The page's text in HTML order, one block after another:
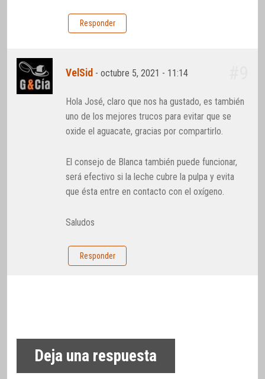
Responder
VelSid -octubre 5, 2021 - 11:14
Hola José, claro que nos ha gustado, es también
uno de los mejores trucos para evitar que se
oxide el aguacate, gracias por compartirlo.
El consejo de Blanca también puede funcionar,
será efectivo si la leche cubre la pulpa y evita
que ésta entre en contacto con el oxígeno.
Saludos
Responder
Deja una respuesta